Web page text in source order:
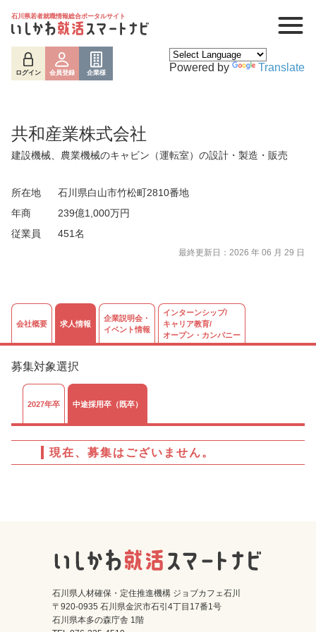
石川県若者就職情報総合ポータルサイト
ログイン 会員登録 企業様 Powered by Translate
共和産業株式会社
建設機械、農業機械のキャビン（運転室）の設計・製造・販売
所在地
石川県白山市竹松町2810番地
年商
239億1,000万円
従業員
451名
最終更新日：2026 年 06 月 29 日
会社概要 求人情報
企業説明会・
イベント情報
インターンシップ/
キャリア教育/
オープン・カンパニー
募集対象選択
2027年卒 中途採用卒（既卒）
現在、募集はございません。
石川県人材確保・定住推進機構 ジョブカフェ石川
〒920-0935 石川県金沢市石引4丁目17番1号
石川県本多の森庁舎 1階